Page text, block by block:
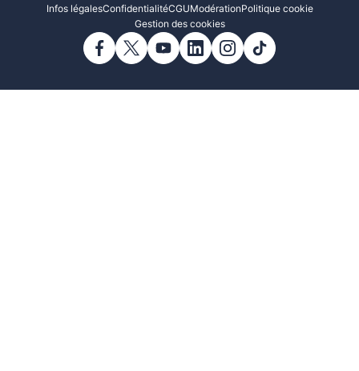
Infos légalesConfidentialitéCGUModérationPolitique cookie
Gestion des cookies